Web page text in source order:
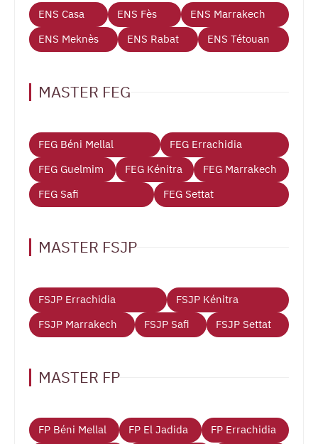
ENS Casa ENS Fès
ENS Marrakech
ENS Meknès
ENS Rabat ENS Tétouan
MASTER FEG
FEG Béni Mellal
FEG Errachidia
FEG Guelmim
FEG Kénitra
FEG Marrakech
FEG Safi
FEG Settat
MASTER FSJP
FSJP Errachidia
FSJP Kénitra
FSJP Marrakech
FSJP Safi FSJP Settat
MASTER FP
FP Béni Mellal FP El Jadida
FP Errachidia